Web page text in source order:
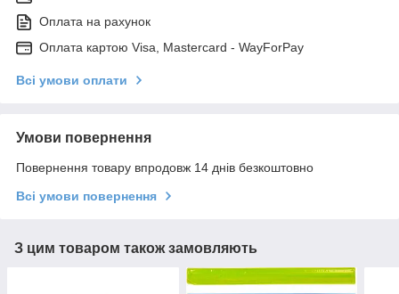
Оплата на рахунок
Оплата картою Visa, Mastercard - WayForPay
Всі умови оплати
Умови повернення
Повернення товару впродовж 14 днів безкоштовно
Всі умови повернення
З цим товаром також замовляють